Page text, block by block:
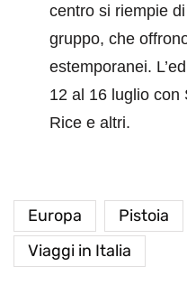
centro si riempie
gruppo, che
estemporanei.
12 al 16 luglio con
Rice e altri.
Europa Pistoia
Viaggi in Italia